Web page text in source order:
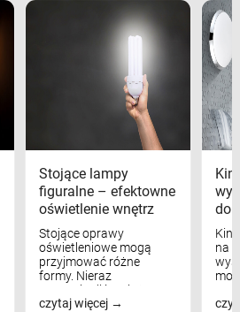
Stojące lampy
figuralne – efektowne
oświetlenie wnętrz
Stojące oprawy
oświetleniowe mogą
przyjmować różne
formy. Nieraz
wspominaliśmy już
modele na łukowych
czytaj więcej
na